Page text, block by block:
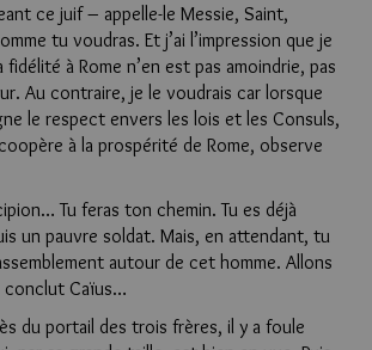
ce juif – appelle-le Messie, Saint,
tu voudras. Et j’ai l’impression que je
fidélité à Rome n’en est pas amoindrie, pas
Au contraire, je le voudrais car lorsque
le respect envers les lois et les Consuls,
à la prospérité de Rome, observe
Tu feras ton chemin. Tu es déjà
un pauvre soldat. Mais, en attendant, tu
autour de cet homme. Allons
conclut Caïus…
du portail des trois frères, il y a foule